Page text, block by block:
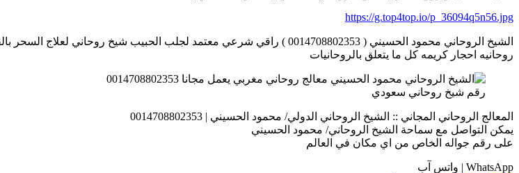
https://g.top4top.io/p_36094q5n56.jpg
الشيخ الروحاني محمود الحسيني ( 0014708802353 ) راقي شرعي معتمد لجلب
روحانيه احجار كريمه كل ما يتعلق بالروحانيات
رقم شيخ روحاني سعودي
المعالج الروحاني المجاني :: الشيخ الروحاني الدولي/ محمود الحسيني | 0014708802353
يمكن التواصل مع سماحة الشيخ الروحاني/ محمود الحسيني
على رقم جواله الخاص من اي مكان في العالم
WhatsApp | واتس آب